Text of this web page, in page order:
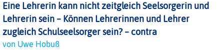
Eine Lehrerin kann nicht zeitgleich Seelsorgerin und
Lehrerin sein – Können Lehrerinnen und Lehrer
zugleich Schulseelsorger sein? – contra
von Uwe Hobuß